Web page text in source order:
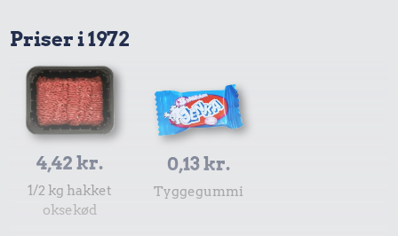
Priser i 1972
4,42 kr.
1/2 kg hakket
oksekød
0,13 kr.
Tyggegummi